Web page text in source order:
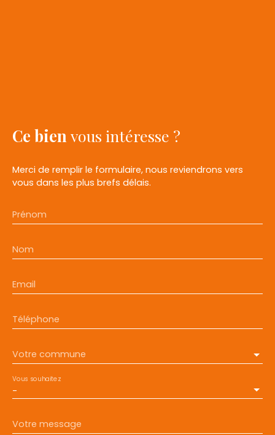
Ce bien vous intéresse ?
Merci de remplir le formulaire, nous reviendrons vers
vous dans les plus brefs délais.
Prénom
Nom
Email
Téléphone
Votre commune
-
Vous souhaitez
Votre message